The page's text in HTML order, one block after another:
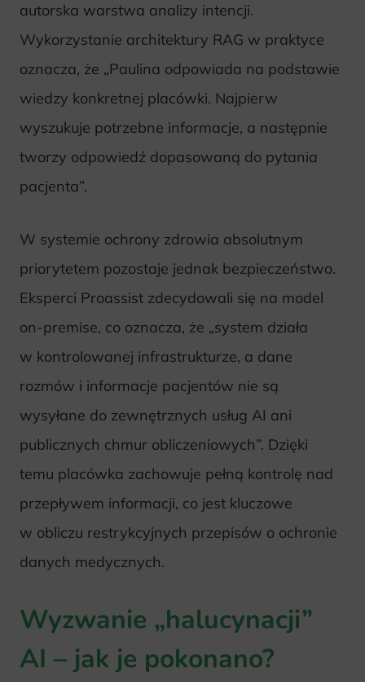
autorska warstwa analizy intencji.
Wykorzystanie architektury RAG w praktyce
oznacza, że „Paulina odpowiada na podstawie
wiedzy konkretnej placówki. Najpierw
wyszukuje potrzebne informacje, a następnie
tworzy odpowiedź dopasowaną do pytania
pacjenta”.
W systemie ochrony zdrowia absolutnym
priorytetem pozostaje jednak bezpieczeństwo.
Eksperci Proassist zdecydowali się na model
on-premise, co oznacza, że „system działa
w kontrolowanej infrastrukturze, a dane
rozmów i informacje pacjentów nie są
wysyłane do zewnętrznych usług AI ani
publicznych chmur obliczeniowych”. Dzięki
temu placówka zachowuje pełną kontrolę nad
przepływem informacji, co jest kluczowe
w obliczu restrykcyjnych przepisów o ochronie
danych medycznych.
Wyzwanie „halucynacji”
AI – jak je pokonano?